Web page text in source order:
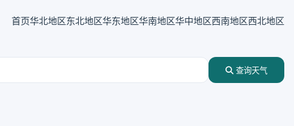
首页华北地区东北地区华东地区华南地区华中地区西南地区西北地区
查询天气